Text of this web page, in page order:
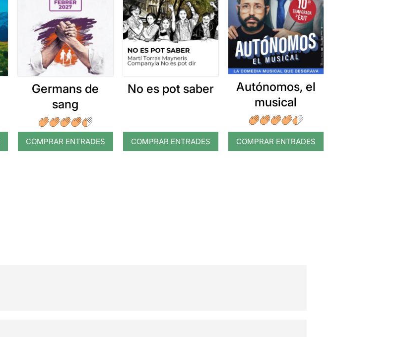
Germans de
sang
COMPRAR ENTRADES
No es pot saber
COMPRAR ENTRADES
Autónomos, el
musical
COMPRAR ENTRADES